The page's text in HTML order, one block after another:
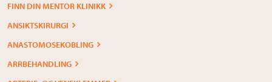
FINN DIN MENTOR KLINIKK
ANSIKTSKIRURGI
ANASTOMOSEKOBLING
ARRBEHANDLING